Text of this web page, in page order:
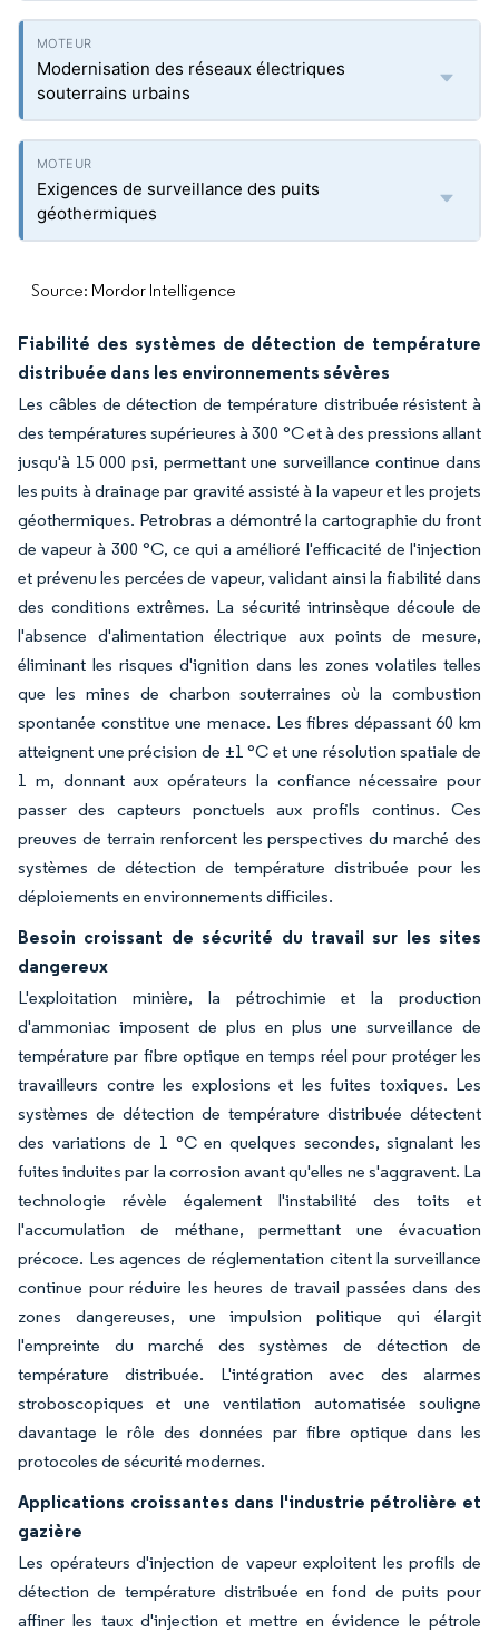
Modernisation des réseaux électriques
souterrains urbains
Exigences de surveillance des puits
géothermiques
Source: Mordor Intelligence
Fiabilité des systèmes de détection de température
distribuée dans les environnements sévères
Les câbles de détection de température distribuée résistent à
des températures supérieures à 300 °C et à des pressions allant
jusqu'à 15 000 psi, permettant une surveillance continue dans
les puits à drainage par gravité assisté à la vapeur et les projets
géothermiques. Petrobras a démontré la cartographie du front
de vapeur à 300 °C, ce qui a amélioré l'efficacité de l'injection
et prévenu les percées de vapeur, validant ainsi la fiabilité dans
des conditions extrêmes. La sécurité intrinsèque découle de
l'absence d'alimentation électrique aux points de mesure,
éliminant les risques d'ignition dans les zones volatiles telles
que les mines de charbon souterraines où la combustion
spontanée constitue une menace. Les fibres dépassant 60 km
atteignent une précision de ±1 °C et une résolution spatiale de
1 m, donnant aux opérateurs la confiance nécessaire pour
passer des capteurs ponctuels aux profils continus. Ces
preuves de terrain renforcent les perspectives du marché des
systèmes de détection de température distribuée pour les
déploiements en environnements difficiles.
Besoin croissant de sécurité du travail sur les sites
dangereux
L'exploitation minière, la pétrochimie et la production
d'ammoniac imposent de plus en plus une surveillance de
température par fibre optique en temps réel pour protéger les
travailleurs contre les explosions et les fuites toxiques. Les
systèmes de détection de température distribuée détectent
des variations de 1 °C en quelques secondes, signalant les
fuites induites par la corrosion avant qu'elles ne s'aggravent. La
technologie révèle également l'instabilité des toits et
l'accumulation de méthane, permettant une évacuation
précoce. Les agences de réglementation citent la surveillance
continue pour réduire les heures de travail passées dans des
zones dangereuses, une impulsion politique qui élargit
l'empreinte du marché des systèmes de détection de
température distribuée. L'intégration avec des alarmes
stroboscopiques et une ventilation automatisée souligne
davantage le rôle des données par fibre optique dans les
protocoles de sécurité modernes.
Applications croissantes dans l'industrie pétrolière et
gazière
Les opérateurs d'injection de vapeur exploitent les profils de
détection de température distribuée en fond de puits pour
affiner les taux d'injection et mettre en évidence le pétrole